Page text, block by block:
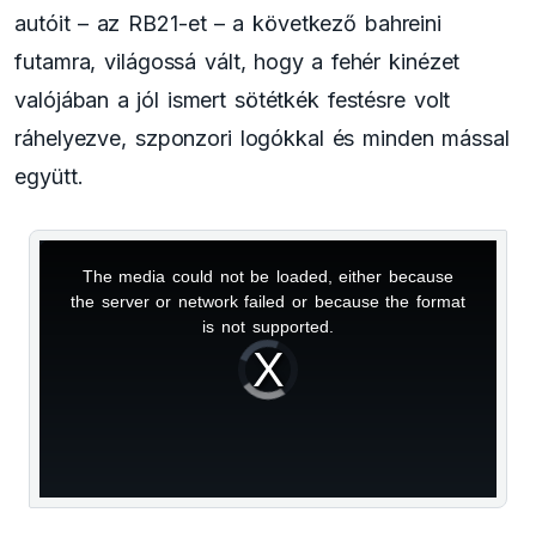
autóit – az RB21-et – a következő bahreini
futamra, világossá vált, hogy a fehér kinézet
valójában a jól ismert sötétkék festésre volt
ráhelyezve, szponzori logókkal és minden mással
együtt.
Video
Player
loading.
The media could not be loaded, either because
the server or network failed or because the format
is not supported.